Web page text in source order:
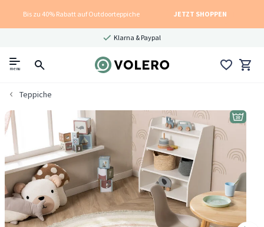
Bis zu 40% Rabatt auf Outdoorteppiche JETZT SHOPPEN
Klarna & Paypal
menu
Teppiche